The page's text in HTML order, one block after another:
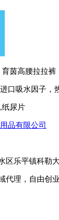
育茵高腰拉拉裤
口吸水因子，
纸尿片
品有限公司
区乐平镇科勒
代理，自由创业